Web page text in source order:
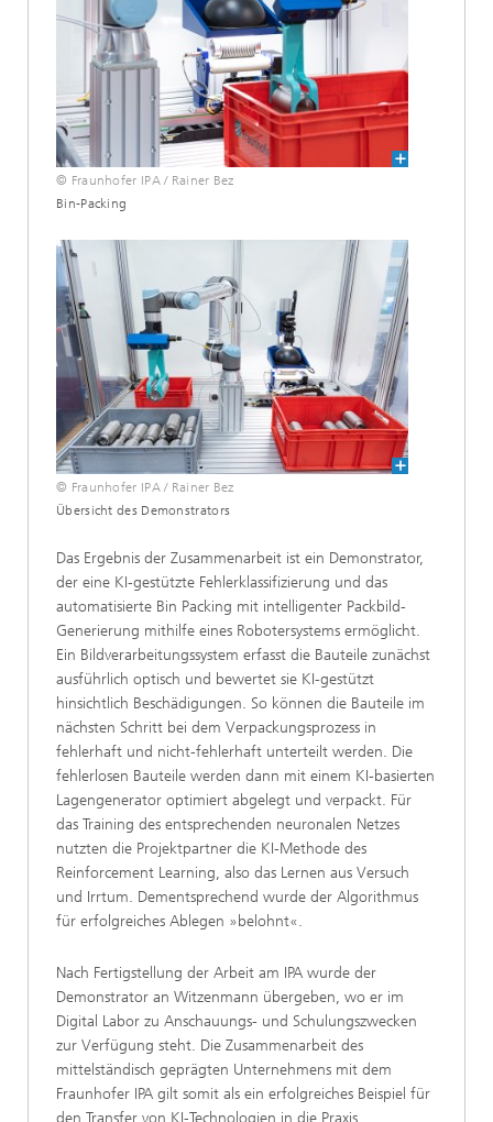
© Fraunhofer IPA / Rainer Bez
Bin-Packing
© Fraunhofer IPA / Rainer Bez
Übersicht des Demonstrators
Das Ergebnis der Zusammenarbeit ist ein Demonstrator,
der eine KI-gestützte Fehlerklassifizierung und das
automatisierte Bin Packing mit intelligenter Packbild-
Generierung mithilfe eines Robotersystems ermöglicht.
Ein Bildverarbeitungssystem erfasst die Bauteile zunächst
ausführlich optisch und bewertet sie KI-gestützt
hinsichtlich Beschädigungen. So können die Bauteile im
nächsten Schritt bei dem Verpackungsprozess in
fehlerhaft und nicht-fehlerhaft unterteilt werden. Die
fehlerlosen Bauteile werden dann mit einem KI-basierten
Lagengenerator optimiert abgelegt und verpackt. Für
das Training des entsprechenden neuronalen Netzes
nutzten die Projektpartner die KI-Methode des
Reinforcement Learning, also das Lernen aus Versuch
und Irrtum. Dementsprechend wurde der Algorithmus
für erfolgreiches Ablegen »belohnt«.
Nach Fertigstellung der Arbeit am IPA wurde der
Demonstrator an Witzenmann übergeben, wo er im
Digital Labor zu Anschauungs- und Schulungszwecken
zur Verfügung steht. Die Zusammenarbeit des
mittelständisch geprägten Unternehmens mit dem
Fraunhofer IPA gilt somit als ein erfolgreiches Beispiel für
den Transfer von KI-Technologien in die Praxis.